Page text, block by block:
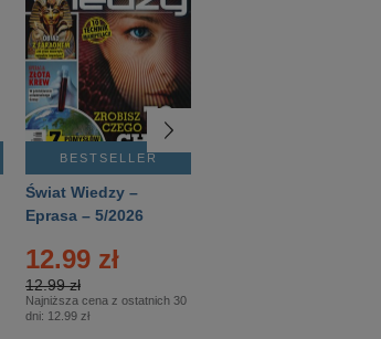
BESTSELLER
Świat Wiedzy –
Eprasa – 5/2026
12.99 zł
12.99 zł
Najniższa cena z ostatnich 30
dni: 12.99 zł